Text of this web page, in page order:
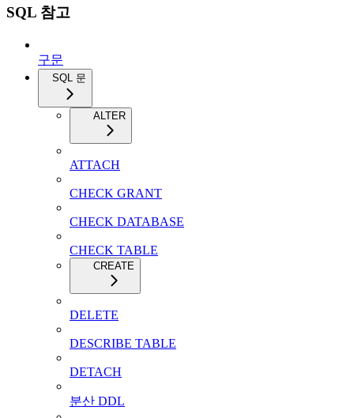
SQL 참고
구문
SQL 문
ALTER
ATTACH
CHECK GRANT
CHECK DATABASE
CHECK TABLE
CREATE
DELETE
DESCRIBE TABLE
DETACH
분산 DDL